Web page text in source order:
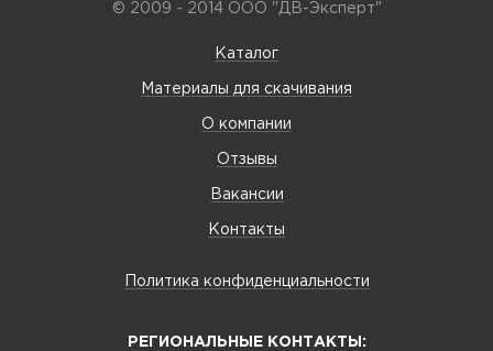
© 2009 - 2014 ООО "ДВ-Эксперт"
Каталог
Материалы для скачивания
О компании
Отзывы
Вакансии
Контакты
Политика конфиденциальности
РЕГИОНАЛЬНЫЕ КОНТАКТЫ: